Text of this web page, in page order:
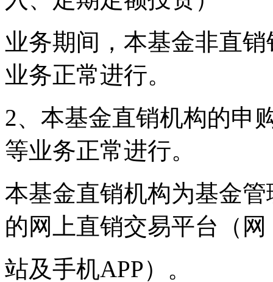
业务期间，本基金非直
业务正常进行。
2、本基金直销机构的申
等业务正常进行。
本基金直销机构为基金
的网上直销交易平台（网
站及手机APP）。